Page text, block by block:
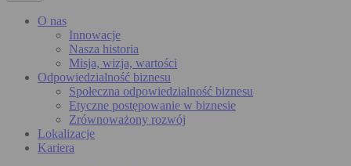
O nas
Innowacje
Nasza historia
Misja, wizja, wartości
Odpowiedzialność biznesu
Społeczna odpowiedzialność biznesu
Etyczne postępowanie w biznesie
Zrównoważony rozwój
Lokalizacje
Kariera